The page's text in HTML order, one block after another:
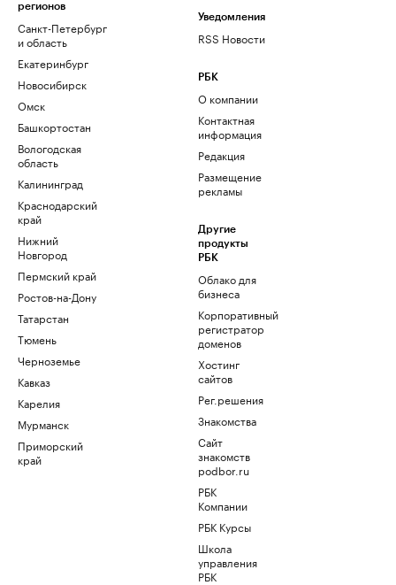
регионов
Санкт-Петербург
и область
Екатеринбург
Новосибирск
Омск
Башкортостан
Вологодская
область
Калининград
Краснодарский
край
Нижний
Новгород
Пермский край
Ростов-на-Дону
Татарстан
Тюмень
Черноземье
Кавказ
Карелия
Мурманск
Приморский
край
Уведомления
RSS Новости
РБК
О компании
Контактная
информация
Редакция
Размещение
рекламы
Другие
продукты
РБК
Облако для
бизнеса
Корпоративный
регистратор
доменов
Хостинг
сайтов
Рег.решения
Знакомства
Сайт
знакомств
podbor.ru
РБК
Компании
РБК Курсы
Школа
управления
РБК